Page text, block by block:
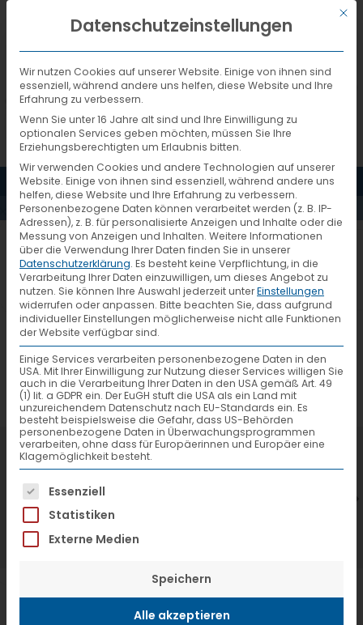
DEUTSCH
MENÜ
AKTUELLES
tim-logo
7. Juli 2026
VTL hat neuen Aufsichtsrat gewählt
Mit
Datenschutzeinstellungen
Wir nutzen Cookies auf unserer Website. Einige von ihnen sind
essenziell, während andere uns helfen, diese Website und Ihre
Erfahrung zu verbessern.
Wenn Sie unter 16 Jahre alt sind und Ihre Einwilligung zu
optionalen Services geben möchten, müssen Sie Ihre
Erziehungsberechtigten um Erlaubnis bitten.
Wir verwenden Cookies und andere Technologien auf unserer
Website. Einige von ihnen sind essenziell, während andere uns
helfen, diese Website und Ihre Erfahrung zu verbessern.
Personenbezogene Daten können verarbeitet werden (z. B. IP-
Adressen), z. B. für personalisierte Anzeigen und Inhalte oder die
Messung von Anzeigen und Inhalten. Weitere Informationen
über die Verwendung Ihrer Daten finden Sie in unserer
Datenschutzerklärung. Es besteht keine Verpflichtung, in die
Verarbeitung Ihrer Daten einzuwilligen, um dieses Angebot zu
nutzen. Sie können Ihre Auswahl jederzeit unterEinstellungen
widerrufen oder anpassen. Bitte beachten Sie, dass aufgrund
individueller Einstellungen möglicherweise nicht alle Funktionen
der Website verfügbar sind.
Einige Services verarbeiten personenbezogene Daten in den
USA. Mit Ihrer Einwilligung zur Nutzung dieser Services willigen Sie
auch in die Verarbeitung Ihrer Daten in den USA gemäß Art. 49
(1) lit. a GDPR ein. Der EuGH stuft die USA als ein Land mit
unzureichendem Datenschutz nach EU-Standards ein. Es
besteht beispielsweise die Gefahr, dass US-Behörden
personenbezogene Daten in Überwachungsprogrammen
verarbeiten, ohne dass für Europäerinnen und Europäer eine
Klagemöglichkeit besteht.
Es folgt eine Liste der Service-Gruppen,
Essenziell
Statistiken
Externe Medien
Speichern
Alle akzeptieren